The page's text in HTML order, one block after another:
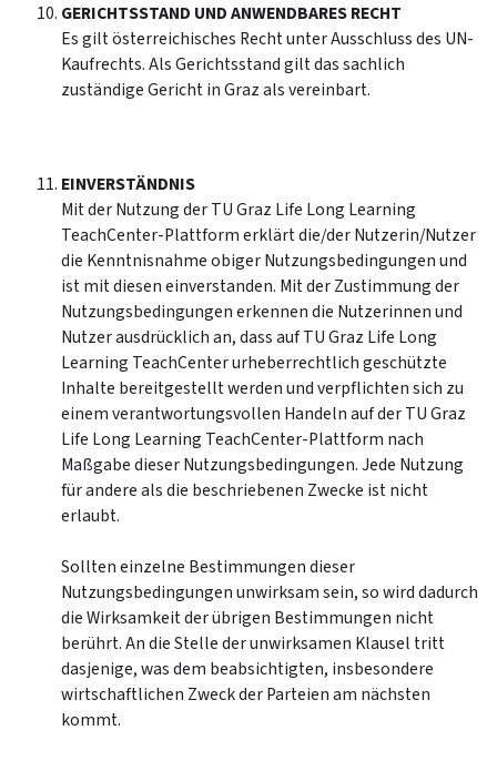
GERICHTSSTAND UND ANWENDBARES RECHT
Es gilt österreichisches Recht unter Ausschluss des UN-
Kaufrechts. Als Gerichtsstand gilt das sachlich
zuständige Gericht in Graz als vereinbart.
EINVERSTÄNDNIS
Mit der Nutzung der TU Graz Life Long Learning
TeachCenter-Plattform erklärt die/der Nutzerin/Nutzer
die Kenntnisnahme obiger Nutzungsbedingungen und
ist mit diesen einverstanden. Mit der Zustimmung der
Nutzungsbedingungen erkennen die Nutzerinnen und
Nutzer ausdrücklich an, dass auf TU Graz Life Long
Learning TeachCenter urheberrechtlich geschützte
Inhalte bereitgestellt werden und verpflichten sich zu
einem verantwortungsvollen Handeln auf der TU Graz
Life Long Learning TeachCenter-Plattform nach
Maßgabe dieser Nutzungsbedingungen. Jede Nutzung
für andere als die beschriebenen Zwecke ist nicht
erlaubt.
Sollten einzelne Bestimmungen dieser
Nutzungsbedingungen unwirksam sein, so wird dadurch
die Wirksamkeit der übrigen Bestimmungen nicht
berührt. An die Stelle der unwirksamen Klausel tritt
dasjenige, was dem beabsichtigten, insbesondere
wirtschaftlichen Zweck der Parteien am nächsten
kommt.